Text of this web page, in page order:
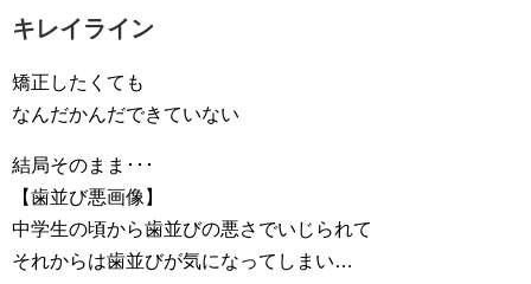
キレイライン
矯正したくても
なんだかんだできていない
結局そのまま･･･
【歯並び悪画像】
中学生の頃から歯並びの悪さでいじられて
それからは歯並びが気になってしまい…